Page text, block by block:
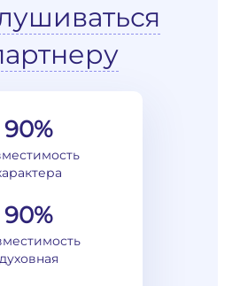
90%
90%
духовная